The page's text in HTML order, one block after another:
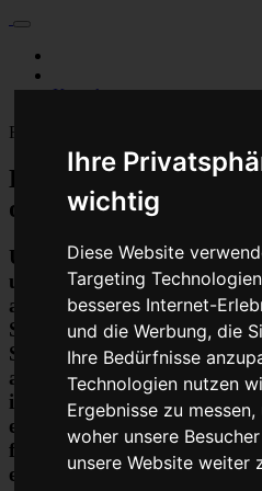
Ihre
wichtig
Diese Website
Targeting
besseres Internet-
und die Werbung, die
Ihre Bedürfnisse
Technologien nutzen
Ergebnisse zu
woher unsere
unsere Website weiter
Kontakt
Fahrzeugmarken
Baumaschine
oder Austauschgerät
Unser Betrieb steht für
und Reparaturen von
anderem von Motor-
Steuergeräten, ABS-
STEUBEL® verfügt dabei
ausgewiesene Expertise bei
insbesondere Motor-
ermöglicht STEUBEL®
für nahezu aller Hersteller
es Motorrad oder LKW.